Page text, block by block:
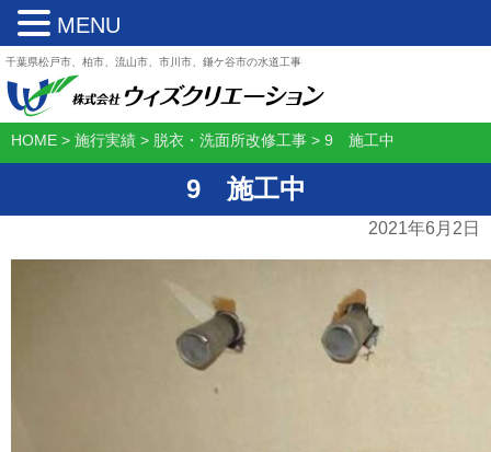
千葉県松戸市、柏市、流山市、市川市、鎌ケ谷市の水道工事
HOME > 施行実績 > 脱衣・洗面所改修工事 > 9 施工中
9 施工中
2021年6月2日
MENU